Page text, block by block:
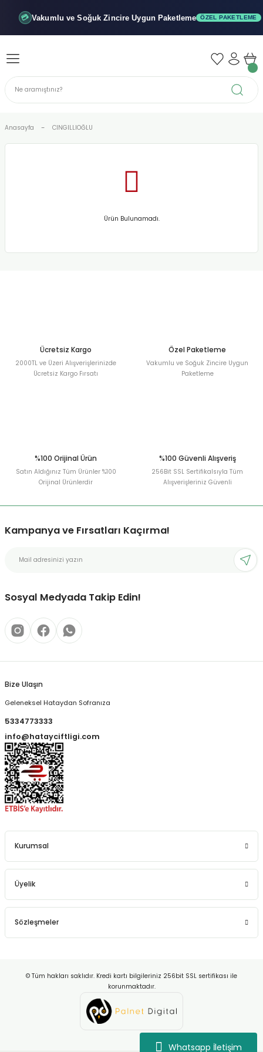
Whatsapp İletişim
💳 Vakumlu ve SoğukZincire Uygun Paketleme ÖZEL PAKETLEME
Geri Dön
Geri Dön
Geri Dön
Anasayfa CINGILLIOĞLU
Ürün Bulunamadı.
Ücretsiz Kargo
2000TL ve Üzeri Alışverişlerinizde
Ücretsiz Kargo Fırsatı
Özel Paketleme
Vakumlu ve Soğuk Zincire Uygun
Paketleme
%100 Orijinal Ürün
Satın Aldığınız Tüm Ürünler %100
Orijinal Ürünlerdir
%100 Güvenli Alışveriş
256Bit SSL Sertifikalsıyla Tüm
Alışverişleriniz Güvenli
Kampanya ve Fırsatları Kaçırma!
Sosyal Medyada Takip Edin!
Bize Ulaşın
Geleneksel Hataydan Sofranıza
5334773333
info@hatayciftligi.com
Kurumsal
Üyelik
Sözleşmeler
© Tüm hakları saklıdır. Kredi kartı bilgileriniz 256bit SSL sertifikası ile
korunmaktadır.